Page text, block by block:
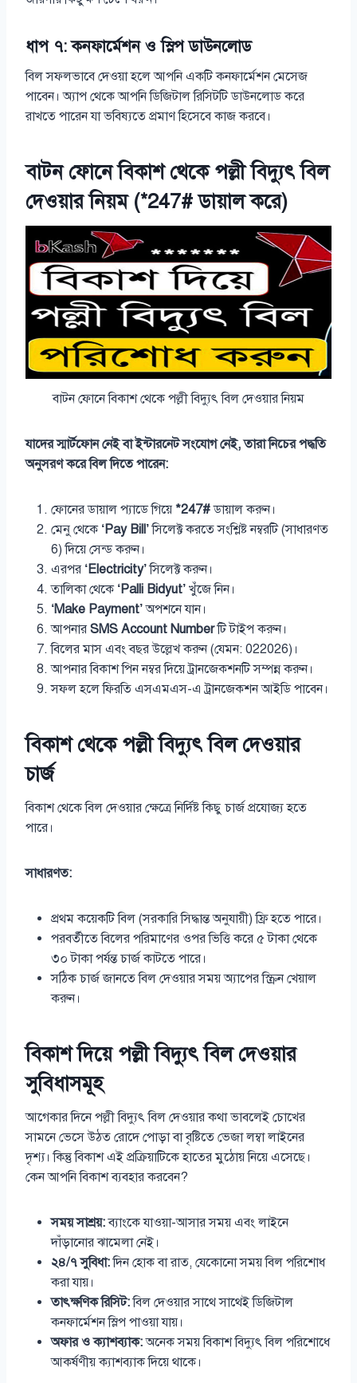
ধাপ ৭: কনফার্মেশন ও স্লিপ ডাউনলোড
বিল সফলভাবে দেওয়া হলে আপনি একটি কনফার্মেশন মেসেজ
পাবেন। অ্যাপ থেকে আপনি ডিজিটাল রিসিটটি ডাউনলোড করে
রাখতে পারেন যা ভবিষ্যতে প্রমাণ হিসেবে কাজ করবে।
বাটন ফোনে বিকাশ থেকে পল্লী বিদ্যুৎ বিল
দেওয়ার নিয়ম (*247# ডায়াল করে)
বাটন ফোনে বিকাশ থেকে পল্লী বিদ্যুৎ বিল দেওয়ার নিয়ম
যাদের স্মার্টফোন নেই বা ইন্টারনেট সংযোগ নেই, তারা নিচের পদ্ধতি
অনুসরণ করে বিল দিতে পারেন:
ফোনের ডায়াল প্যাডে গিয়ে*247#ডায়াল করুন।
মেনু থেকে ‘Pay Bill’সিলেক্ট করতে সংশ্লিষ্ট নম্বরটি (সাধারণত
6) দিয়ে সেন্ড করুন।
এরপর ‘Electricity’সিলেক্ট করুন।
তালিকা থেকে ‘Palli Bidyut’ খুঁজে নিন।
‘Make Payment’অপশনে যান।
আপনার SMS Account Numberটি টাইপ করুন।
বিলের মাস এবং বছর উল্লেখ করুন (যেমন: 022026)।
আপনার বিকাশ পিন নম্বর দিয়ে ট্রানজেকশনটি সম্পন্ন করুন।
সফল হলে ফিরতি এসএমএস-এ ট্রানজেকশন আইডি পাবেন।
বিকাশ থেকে পল্লী বিদ্যুৎ বিল দেওয়ার
চার্জ
বিকাশ থেকে বিল দেওয়ার ক্ষেত্রে নির্দিষ্ট কিছু চার্জ প্রযোজ্য হতে
পারে।
সাধারণত:
প্রথম কয়েকটি বিল (সরকারি সিদ্ধান্ত অনুযায়ী) ফ্রি হতে পারে।
পরবর্তীতে বিলের পরিমাণের ওপর ভিত্তি করে ৫ টাকা থেকে
৩০ টাকা পর্যন্ত চার্জ কাটতে পারে।
সঠিক চার্জ জানতে বিল দেওয়ার সময় অ্যাপের স্ক্রিন খেয়াল
করুন।
বিকাশ দিয়ে পল্লী বিদ্যুৎ বিল দেওয়ার
সুবিধাসমূহ
আগেকার দিনে পল্লী বিদ্যুৎ বিল দেওয়ার কথা ভাবলেই চোখের
সামনে ভেসে উঠত রোদে পোড়া বা বৃষ্টিতে ভেজা লম্বা লাইনের
দৃশ্য। কিন্তু বিকাশ এই প্রক্রিয়াটিকে হাতের মুঠোয় নিয়ে এসেছে।
কেন আপনি বিকাশ ব্যবহার করবেন?
সময় সাশ্রয়:ব্যাংকে যাওয়া-আসার সময় এবং লাইনে
দাঁড়ানোর ঝামেলা নেই।
২৪/৭ সুবিধা:দিন হোক বা রাত, যেকোনো সময় বিল পরিশোধ
করা যায়।
তাৎক্ষণিক রিসিট:বিল দেওয়ার সাথে সাথেই ডিজিটাল
কনফার্মেশন স্লিপ পাওয়া যায়।
অফার ও ক্যাশব্যাক:অনেক সময় বিকাশ বিদ্যুৎ বিল পরিশোধে
আকর্ষণীয় ক্যাশব্যাক দিয়ে থাকে।